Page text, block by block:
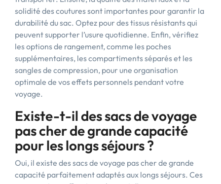
solidité des coutures sont importantes pour garantir la
durabilité du sac. Optez pour des tissus résistants qui
peuvent supporter l’usure quotidienne. Enfin, vérifiez
les options de rangement, comme les poches
supplémentaires, les compartiments séparés et les
sangles de compression, pour une organisation
optimale de vos effets personnels pendant votre
voyage.
Existe-t-il des sacs de voyage
pas cher de grande capacité
pour les longs séjours ?
Oui, il existe des sacs de voyage pas cher de grande
capacité parfaitement adaptés aux longs séjours. Ces